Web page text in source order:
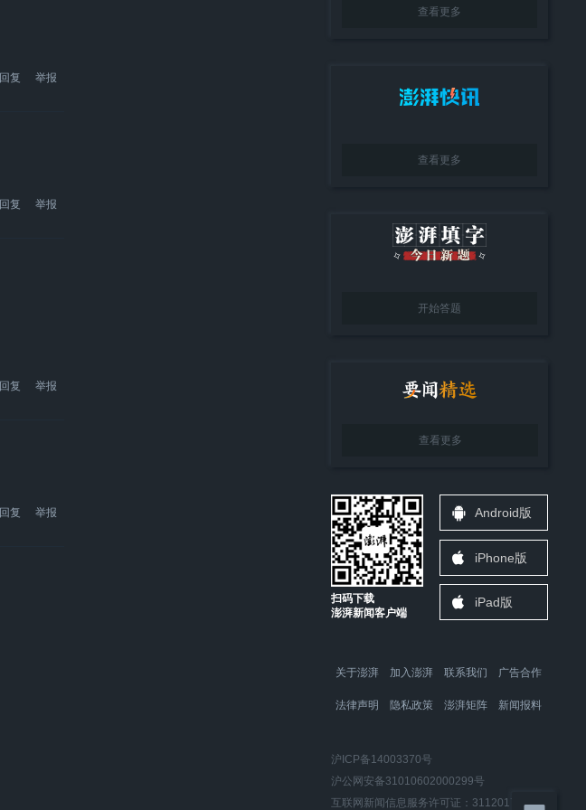
回复 举报
回复 举报
回复 举报
回复 举报
查看更多
查看更多
开始答题
查看更多
扫码下载
澎湃新闻客户端
Android版
iPhone版
iPad版
关于澎湃 加入澎湃 联系我们 广告合作
法律声明 隐私政策 澎湃矩阵 新闻报料
沪ICP备14003370号
沪公网安备31010602000299号
互联网新闻信息服务许可证：31120170006